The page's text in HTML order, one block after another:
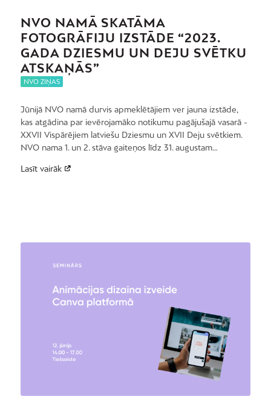
NVO NAMĀ SKATĀMA
FOTOGRĀFIJU IZSTĀDE “2023.
GADA DZIESMU UN DEJU SVĒTKU
ATSKAŅĀS”
NVO ZIŅAS
Jūnijā NVO namā durvis apmeklētājiem ver jauna izstāde,
kas atgādina par ievērojamāko notikumu pagājušajā vasarā -
XXVII Vispārējiem latviešu Dziesmu un XVII Deju svētkiem.
NVO nama 1. un 2. stāva gaiteņos līdz 31. augustam…
Lasīt vairāk